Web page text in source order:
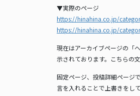
▼実際のページ
https://hinahina.co.jp/
https://hinahina.co.jp/
現在はアーカイブページの「
示されております。こちらの
固定ページ、投稿詳細ページ
言を入れることで上書きをし